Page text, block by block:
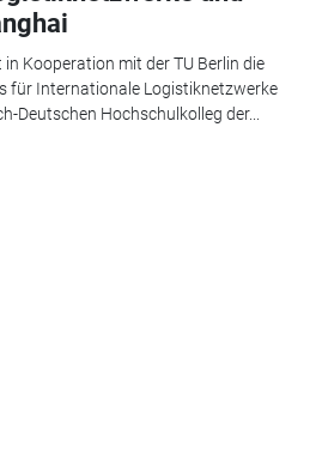
Kooperation mit der TU Berlin die
für Internationale Logistiknetzwerke
Deutschen Hochschulkolleg der...